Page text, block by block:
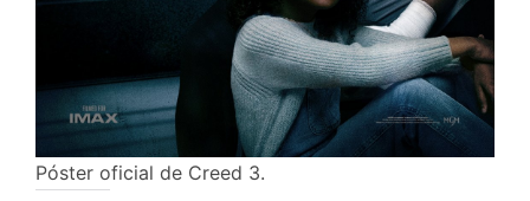
Póster oficial de Creed 3.